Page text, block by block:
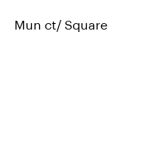
Mun ct/ Square